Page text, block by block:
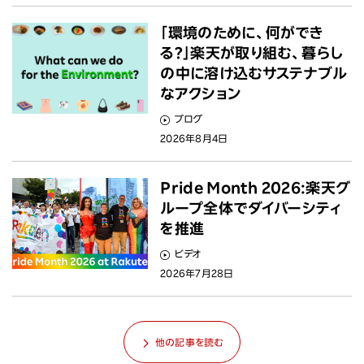
ブログ
2026年8月4日
「環境のために、何ができ
る？」楽天が取り組む、暮らし
の中に溶け込むサステナブル
なアクション
ビデオ
2026年7月28日
Pride Month 2026:楽天グ
ループ全体でダイバーシティ
を推進
他の記事を読む